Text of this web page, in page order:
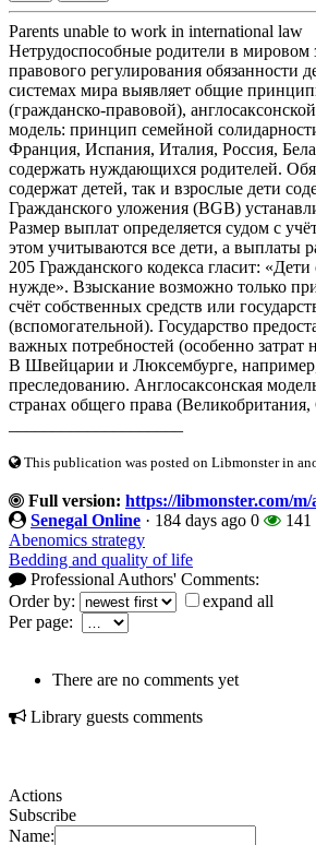
Parents unable to work in international law
Нетрудоспособные родители в мировом
правового регулирования
системах мира выявляет общие
(гражданско-правовой),
модель: принцип семейной
Франция, Испания, Италия, Россия,
содержать нуждающихся родителей.
содержат детей, так и взрослые дети
Гражданского уложения (BGB)
Размер выплат определяется судом с
этом учитываются все дети, а выплаты
205 Гражданского кодекса гласит:
нужде». Взыскание возможно только
счёт собственных средств или
(вспомогательной). Государство
важных потребностей (особенно затрат
В Швейцарии и Люксембурге, например,
преследованию. Англосаксонская
странах общего права
This publication was posted on Libmonster in
Full version: https://libmonster.com/
Senegal Online · 184 days ago 0
141
Abenomics strategy
Bedding and quality of life
Professional Authors' Comments:
Order by:
expand all
Per page:
There are no comments yet
Library guests comments
Actions
Subscribe
Name: